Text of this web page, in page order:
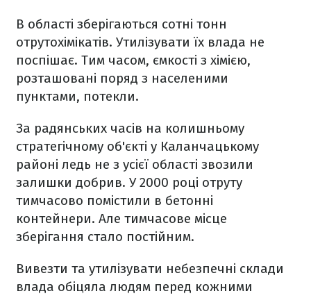
В області зберігаються сотні тонн
отрутохімікатів. Утилізувати їх влада не
поспішає. Тим часом, ємкості з хімією,
розташовані поряд з населеними
пунктами, потекли.
За радянських часів на колишньому
стратегічному об'єкті у Каланчацькому
районі ледь не з усієї області звозили
залишки добрив. У 2000 році отруту
тимчасово помістили в бетонні
контейнери. Але тимчасове місце
зберігання стало постійним.
Вивезти та утилізувати небезпечні склади
влада обіцяла людям перед кожними